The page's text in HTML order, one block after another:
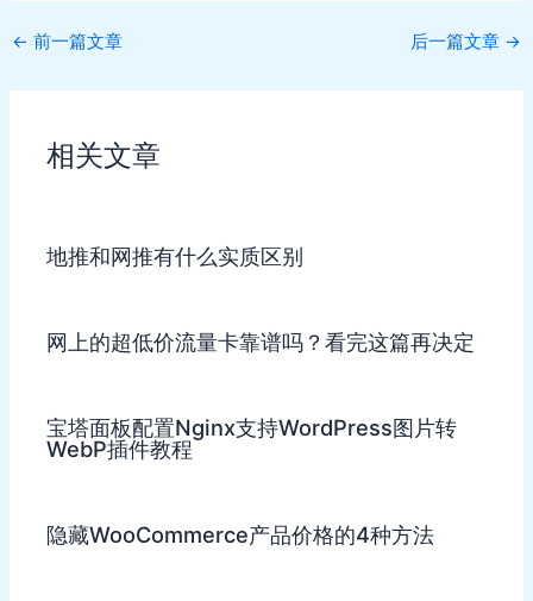
Post
← 前一篇文章 后一篇文章 →
相关文章
地推和网推有什么实质区别
网上的超低价流量卡靠谱吗？看完这篇再决定
宝塔面板配置Nginx支持WordPress图片转
WebP插件教程
隐藏WooCommerce产品价格的4种方法